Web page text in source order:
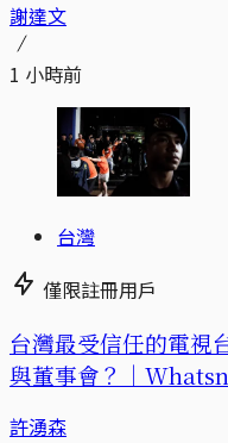
謝達文
1 小時前
台灣
僅限註冊用戶
台灣最受信任的電視
與董事會？｜
許湧森